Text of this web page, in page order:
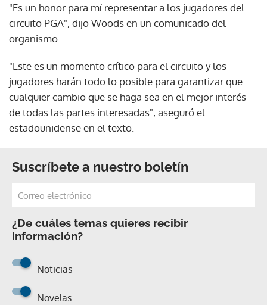
"Es un honor para mí representar a los jugadores del
circuito PGA", dijo Woods en un comunicado del
organismo.
"Este es un momento crítico para el circuito y los
jugadores harán todo lo posible para garantizar que
cualquier cambio que se haga sea en el mejor interés
de todas las partes interesadas", aseguró el
estadounidense en el texto.
Suscríbete a nuestro boletín
¿De cuáles temas quieres recibir
información?
Noticias
Novelas